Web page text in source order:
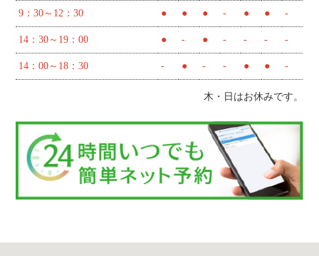
9：30～12：30 ● ● ● - ● ● -
14：30～19：00 ● - ● - - - -
14：00～18：30 - ● - - ● ● -
木・日はお休みです。